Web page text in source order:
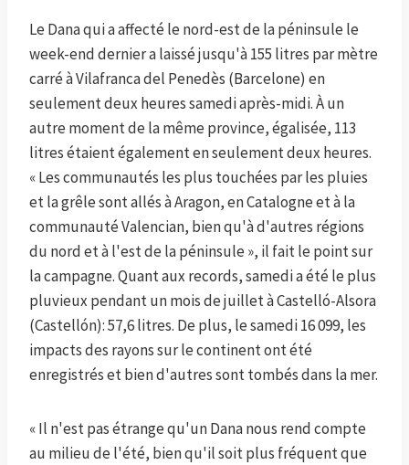
Le Dana qui a affecté le nord-est de la péninsule le
week-end dernier a laissé jusqu'à 155 litres par mètre
carré à Vilafranca del Penedès (Barcelone) en
seulement deux heures samedi après-midi. À un
autre moment de la même province, égalisée, 113
litres étaient également en seulement deux heures.
« Les communautés les plus touchées par les pluies
et la grêle sont allés à Aragon, en Catalogne et à la
communauté Valencian, bien qu'à d'autres régions
du nord et à l'est de la péninsule », il fait le point sur
la campagne. Quant aux records, samedi a été le plus
pluvieux pendant un mois de juillet à Castelló-Alsora
(Castellón): 57,6 litres. De plus, le samedi 16 099, les
impacts des rayons sur le continent ont été
enregistrés et bien d'autres sont tombés dans la mer.
« Il n'est pas étrange qu'un Dana nous rend compte
au milieu de l'été, bien qu'il soit plus fréquent que